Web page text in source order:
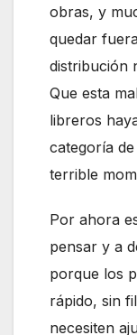
obras, y
quedar
distribución
Que esta
libreros
categoría
terrible
Por ahora
pensar y a
porque los
rápido, sin
necesiten